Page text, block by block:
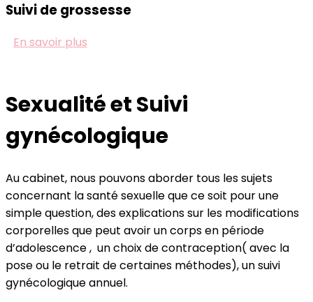
Suivi de grossesse
En savoir plus
Sexualité et Suivi
gynécologique
Au cabinet, nous pouvons aborder tous les sujets
concernant la santé sexuelle que ce soit pour une
simple question, des explications sur les modifications
corporelles que peut avoir un corps en période
d’adolescence , un choix de contraception( avec la
pose ou le retrait de certaines méthodes), un suivi
gynécologique annuel.